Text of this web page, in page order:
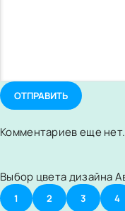
ОТПРАВИТЬ
Комментариев еще
Выбор цвета дизайна
1 2 3 4